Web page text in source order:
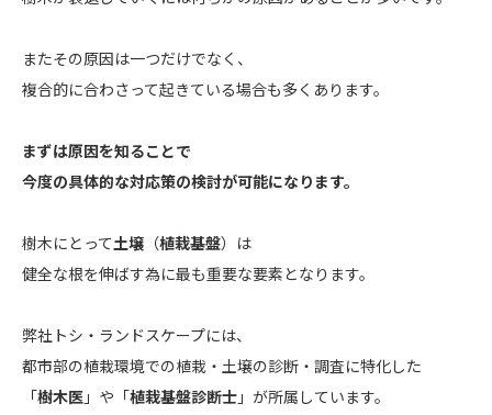
またその原因は一つだけでなく、
複合的に合わさって起きている場合も多くあります。
まずは原因を知ることで
今度の具体的な対応策の検討が可能になります。
樹木にとって土壌 （植栽基盤）は
健全な根を伸ばす為に最も重要な要素となります。
弊社トシ・ランドスケープには、
都市部の植栽環境での植栽・土壌の診断・調査に特化した
「樹木医 」や「植栽基盤診断士 」が所属しています。